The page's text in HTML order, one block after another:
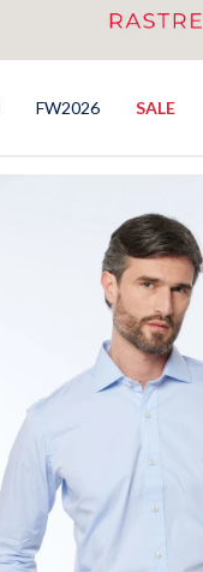
FW2026 SALE